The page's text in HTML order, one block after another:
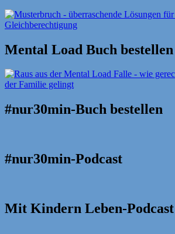
Mental Load Buch bestellen
#nur30min-Buch bestellen
#nur30min-Podcast
Mit Kindern Leben-Podcast